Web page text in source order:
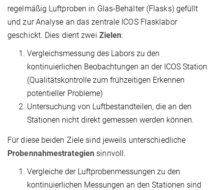
regelmäßig Luftproben in Glas-Behälter (Flasks) gefüllt
und zur Analyse an das zentrale ICOS Flasklabor
geschickt. Dies dient zwei Zielen:
Vergleichsmessung des Labors zu den
kontinuierlichen Beobachtungen an der ICOS Station
(Qualitätskontrolle zum frühzeitigen Erkennen
potentieller Probleme)
Untersuchung von Luftbestandteilen, die an den
Stationen nicht direkt gemessen werden können.
Für diese beiden Ziele sind jeweils unterschiedliche
Probennahmestrategien sinnvoll.
Vergleiche der Luftprobenmessungen zu den
kontinuierlichen Messungen an den Stationen sind